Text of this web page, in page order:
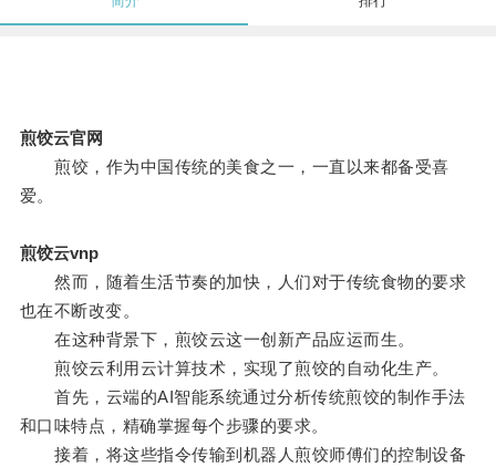
煎饺云官网
煎饺，作为中国传统的美食之一，一直以来都备受喜
爱。
煎饺云vnp
然而，随着生活节奏的加快，人们对于传统食物的要求
也在不断改变。
在这种背景下，煎饺云这一创新产品应运而生。
煎饺云利用云计算技术，实现了煎饺的自动化生产。
首先，云端的AI智能系统通过分析传统煎饺的制作手法
和口味特点，精确掌握每个步骤的要求。
接着，将这些指令传输到机器人煎饺师傅们的控制设备